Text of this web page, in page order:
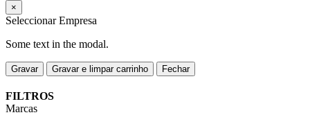
×
Seleccionar Empresa
Some text in the modal.
Gravar Gravar e limpar carrinho Fechar
FILTROS
Marcas